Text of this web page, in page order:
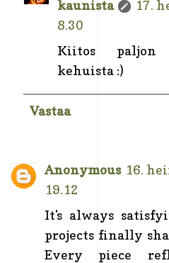
kaunista
17.
8.30
Kiitos paljon
kehuista :)
Vastaa
Anonymous 16.
19.12
It's always
projects finally
Every piece